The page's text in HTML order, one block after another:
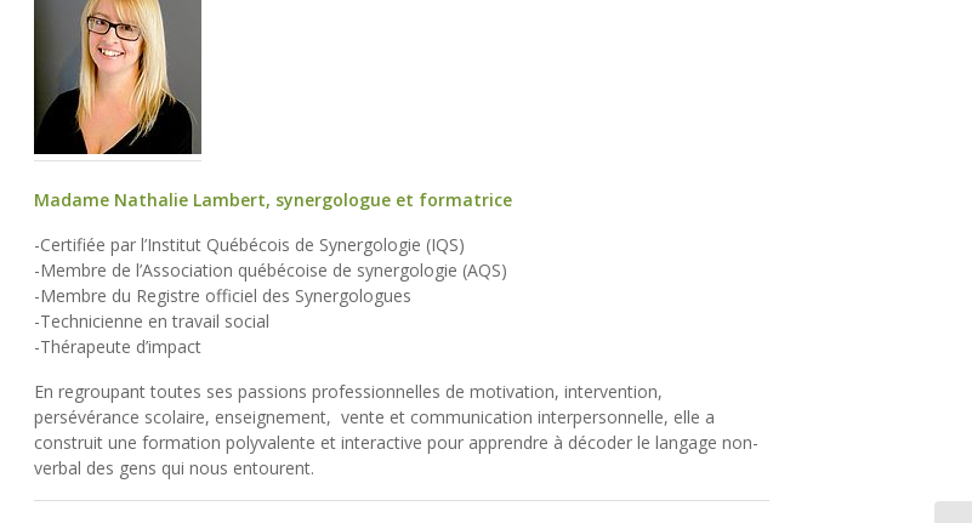
Madame Nathalie Lambert, synergologue et formatrice
-Certifiée par l’Institut Québécois de Synergologie (IQS)
-Membre de l’Association québécoise de synergologie (AQS)
-Membre du Registre officiel des Synergologues
-Technicienne en travail social
-Thérapeute d’impact
En regroupant toutes ses passions professionnelles de motivation, intervention,
persévérance scolaire, enseignement, vente et communication interpersonnelle, elle a
construit une formation polyvalente et interactive pour apprendre à décoder le langage non-
verbal des gens qui nous entourent.